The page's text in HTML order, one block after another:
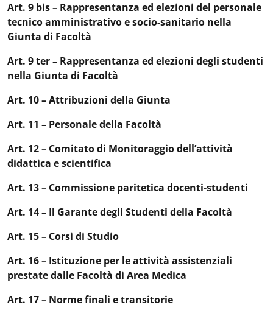
Art. 9 bis – Rappresentanza ed elezioni del personale
tecnico amministrativo e socio-sanitario nella
Giunta di Facoltà
Art. 9 ter – Rappresentanza ed elezioni degli studenti
nella Giunta di Facoltà
Art. 10 – Attribuzioni della Giunta
Art. 11 – Personale della Facoltà
Art. 12 – Comitato di Monitoraggio dell’attività
didattica e scientifica
Art. 13 – Commissione paritetica docenti-studenti
Art. 14 – Il Garante degli Studenti della Facoltà
Art. 15 – Corsi di Studio
Art. 16 – Istituzione per le attività assistenziali
prestate dalle Facoltà di Area Medica
Art. 17 – Norme finali e transitorie